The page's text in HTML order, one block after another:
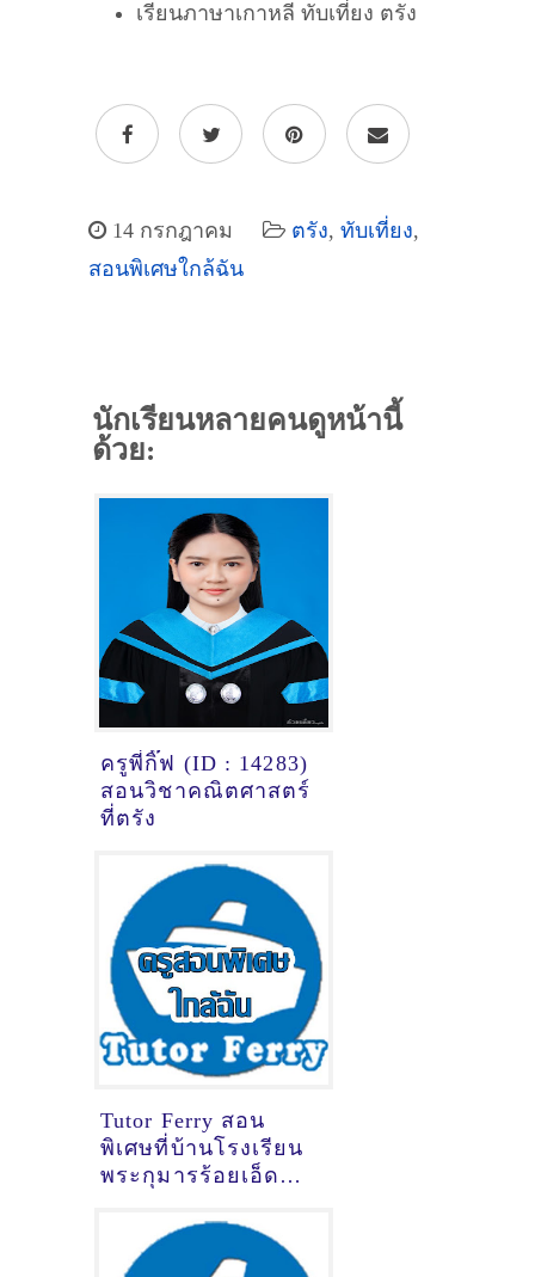
เรียนภาษาเกาหลี ทับเที่ยง ตรัง
14 กรกฎาคม ตรัง, ทับเที่ยง,
สอนพิเศษใกล้ฉัน
นักเรียนหลายคนดูหน้านี้
ด้วย:
ครูพี่กิ๊ฟ (ID : 14283)
สอนวิชาคณิตศาสตร์
ที่ตรัง
Tutor Ferry สอน
พิเศษที่บ้านโรงเรียน
พระกุมารร้อยเอ็ด